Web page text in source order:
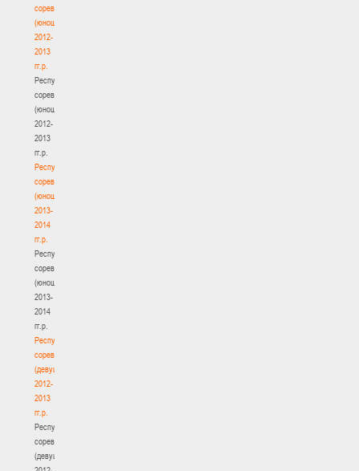
соревнования
(юноши)
2012-
2013
гг.р.
Республиканские
соревнования
(юноши)
2012-
2013
гг.р.
Республиканские
соревнования
(юноши)
2013-
2014
гг.р.
Республиканские
соревнования
(юноши)
2013-
2014
гг.р.
Республиканские
соревнования
(девушки)
2012-
2013
гг.р.
Республиканские
соревнования
(девушки)